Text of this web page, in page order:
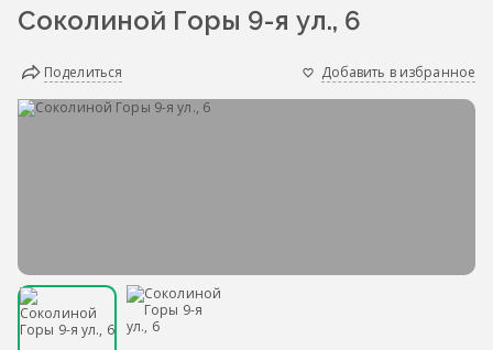
Соколиной Горы 9-я ул., 6
Поделиться Добавить в избранное